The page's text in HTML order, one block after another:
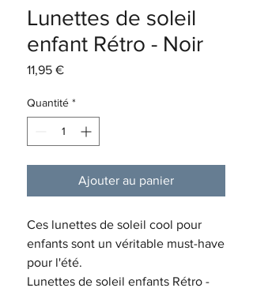
Lunettes de soleil
enfant Rétro - Noir
11,95 €Prix
Quantité *
Ajouter au panier
Ces lunettes de soleil cool pour
enfants sont un véritable must-have
pour l'été.
Lunettes de soleil enfants Rétro -